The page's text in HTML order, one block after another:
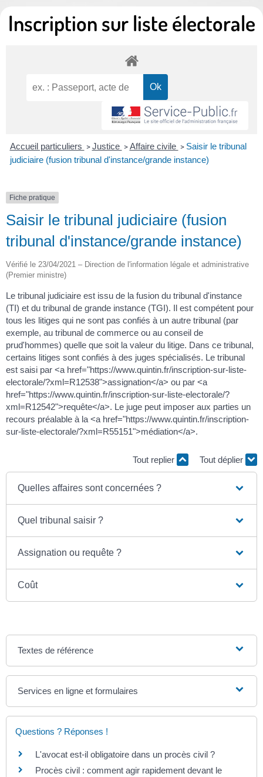
Inscription sur liste électorale
Accueil particuliers > Justice > Affaire civile > Saisir le tribunal
judiciaire (fusion tribunal d'instance/grande instance)
Fiche pratique
Saisir le tribunal judiciaire (fusion
tribunal d'instance/grande instance)
Vérifié le 23/04/2021 – Direction de l'information légale et administrative
(Premier ministre)
Le tribunal judiciaire est issu de la fusion du tribunal d'instance
(TI) et du tribunal de grande instance (TGI). Il est compétent pour
tous les litiges qui ne sont pas confiés à un autre tribunal (par
exemple, au tribunal de commerce ou au conseil de
prud'hommes) quelle que soit la valeur du litige. Dans ce tribunal,
certains litiges sont confiés à des juges spécialisés. Le tribunal
est saisi par <a href="https://www.quintin.fr/inscription-sur-liste-
electorale/?xml=R12538">assignation</a> ou par <a
href="https://www.quintin.fr/inscription-sur-liste-electorale/?
xml=R12542">requête</a>. Le juge peut imposer aux parties un
recours préalable à la <a href="https://www.quintin.fr/inscription-
sur-liste-electorale/?xml=R55151">médiation</a>.
Tout replier Tout déplier
Quelles affaires sont concernées ?
Quel tribunal saisir ?
Assignation ou requête ?
Coût
Textes de référence
Services en ligne et formulaires
Questions ? Réponses !
L'avocat est-il obligatoire dans un procès civil ?
Procès civil : comment agir rapidement devant le